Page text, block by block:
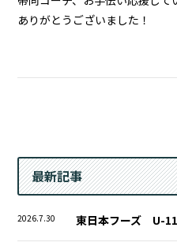
ありがとうございました！
最新記事
2026.7.30 東日本フーズ U-